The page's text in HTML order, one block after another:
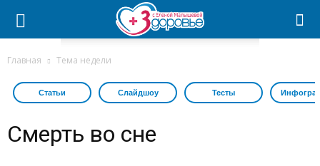
Главная Тема недели
Статьи Слайдшоу Тесты
Смерть во сне